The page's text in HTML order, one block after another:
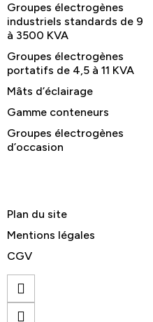
Groupes électrogènes
industriels standards de 9
à 3500 KVA
Groupes électrogènes
portatifs de 4,5 à 11 KVA
Mâts d’éclairage
Gamme conteneurs
Groupes électrogènes
d’occasion
Plan du site
Mentions légales
CGV